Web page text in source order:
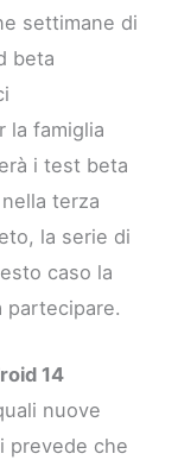
settimane di
beta
la famiglia
i test beta
terza
la serie di
caso la
partecipare.
14
nuove
prevede che